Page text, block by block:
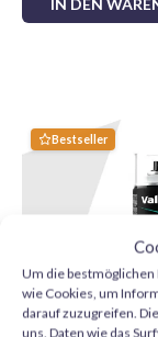
Um die
wie Cookies, um
darauf zuzugreifen.
uns, Daten wie das
Harze
erzielen Sie
Modelle,
IN DEN
Bestseller